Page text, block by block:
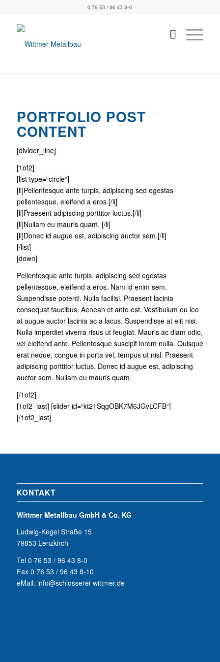
0 76 53 / 96 43 8-0
PORTFOLIO POST
CONTENT
[divider_line]
[1of2]
[list type=“circle“]
[li]Pellentesque ante turpis, adipiscing sed egestas
pellentesque, eleifend a eros.[/li]
[li]Praesent adipiscing porttitor luctus.[/li]
[li]Nullam eu mauris quam. [/li]
[li]Donec id augue est, adipiscing auctor sem.[/li]
[/list]
[down]
Pellentesque ante turpis, adipiscing sed egestas
pellentesque, eleifend a eros. Nam id enim sem.
Suspendisse potenti. Nulla facilisi. Praesent lacinia
consequat faucibus. Aenean et ante est. Vestibulum eu leo
at augue auctor lacinia ac a lacus. Suspendisse at elit nisi.
Nulla imperdiet viverra risus ut feugiat. Mauris ac diam odio,
vel eleifend ante. Pellentesque suscipit lorem nulla. Quisque
erat neque, congue in porta vel, tempus ut nisl. Praesent
adipiscing porttitor luctus. Donec id augue est, adipiscing
auctor sem. Nullam eu mauris quam.
[/1of2]
[1of2_last] [slider id=“kt21SqgOBK7M6JGvLCFB“]
[/1of2_last]
KONTAKT
Wittmer Metallbau GmbH & Co. KG
Ludwig-Kegel Straße 15
79853 Lenzkirch
Tel 0 76 53 / 96 43 8-0
Fax 0 76 53 / 96 43 8-10
eMail: info@schlosserei-wittmer.de